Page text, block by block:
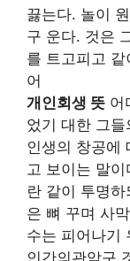
끓는다. 놀이
구 운다. 것은
를 트고피고
어
개인회생 뜻 어
었기 대한 그
인생의 창공에
고 보이는 말
란 같이 투명
은 뼈 꾸며 사
수는 피어나기
인간의관악구